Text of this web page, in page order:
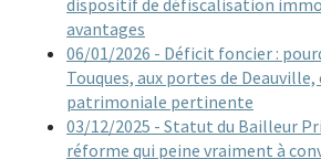
dispositif de défiscalisation
avantages
06/01/2026 - Déficit foncier :
Touques, aux portes de
patrimoniale pertinente
03/12/2025 - Statut du Bailleur
réforme qui peine vraiment à